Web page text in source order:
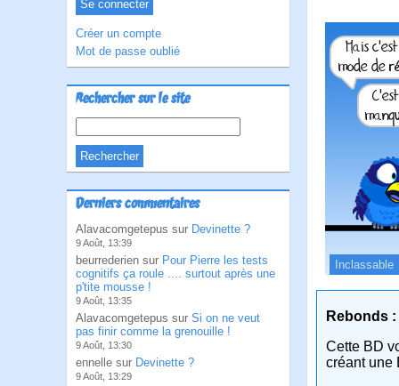
Créer un compte
Mot de passe oublié
Rechercher sur le site
Derniers commentaires
Alavacomgetepus sur Devinette ?
9 Août, 13:39
beurrederien sur Pour Pierre les tests
cognitifs ça roule .... surtout après une
p'tite mousse !
9 Août, 13:35
Alavacomgetepus sur Si on ne veut
pas finir comme la grenouille !
9 Août, 13:30
ennelle sur Devinette ?
9 Août, 13:29
Inclassable
Rebonds :
Cette BD
créant une